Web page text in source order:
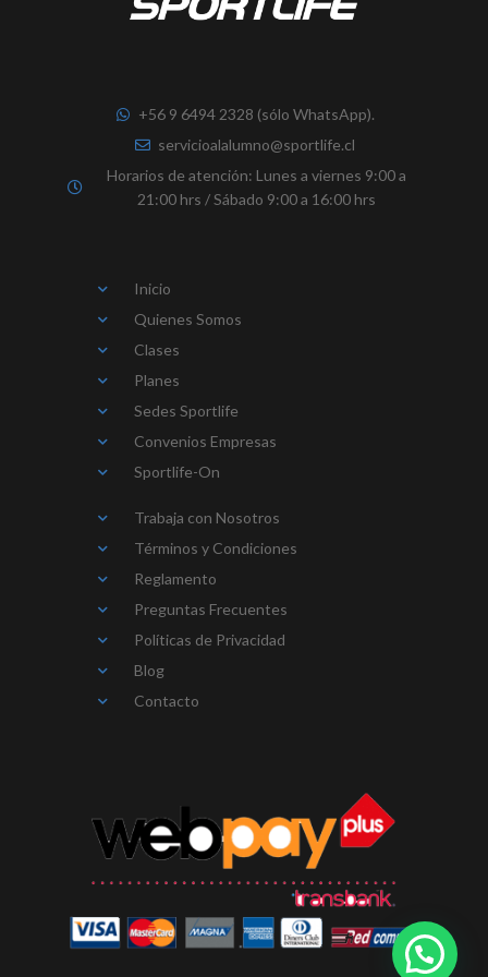
+56 9 6494 2328 (sólo WhatsApp).
servicioalalumno@sportlife.cl
Horarios de atención: Lunes a viernes 9:00 a
21:00 hrs / Sábado 9:00 a 16:00 hrs
Inicio
Quienes Somos
Clases
Planes
Sedes Sportlife
Convenios Empresas
Sportlife-On
Trabaja con Nosotros
Términos y Condiciones
Reglamento
Preguntas Frecuentes
Políticas de Privacidad
Blog
Contacto